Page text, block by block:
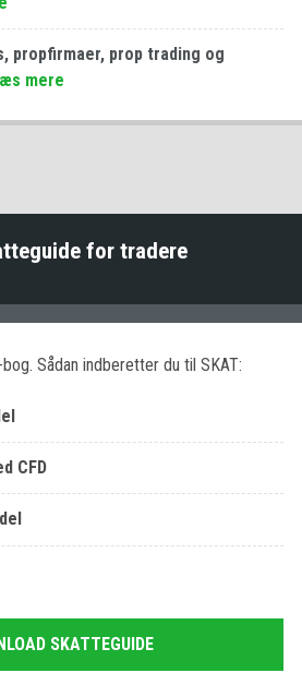
propfirmaer, prop trading og
mere
for tradere
Sådan indberetter du til SKAT:
CFD
SKATTEGUIDE